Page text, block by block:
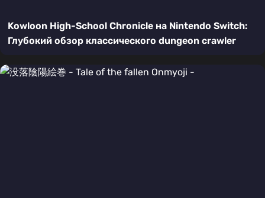
Kowloon High-School Chronicle на Nintendo Switch:
Глубокий обзор классического dungeon crawler